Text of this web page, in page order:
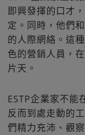
即興發揮的口才
定。同時，他們
的人際網絡。這
色的營銷人員，
片天。
ESTP企業家不能
反而到處走動的
們精力充沛、觀